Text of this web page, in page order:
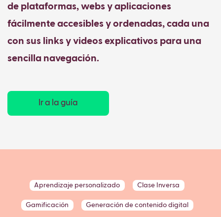
de plataformas, webs y aplicaciones
fácilmente accesibles y ordenadas, cada una
con sus links y videos explicativos para una
sencilla navegación.
Ir a la guía
Aprendizaje personalizado Clase Inversa
Gamificación Generación de contenido digital